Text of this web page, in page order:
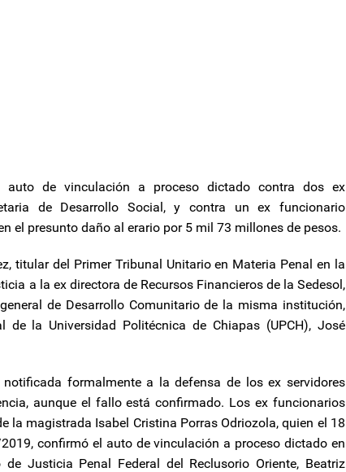
de vinculación a proceso dictado contra dos ex
de Desarrollo Social, y contra un ex funcionario
el presunto daño al erario por 5 mil 73 millones de pesos.
titular del Primer Tribunal Unitario en Materia Penal en la
a la ex directora de Recursos Financieros de la Sedesol,
de Desarrollo Comunitario de la misma institución,
de la Universidad Politécnica de Chiapas (UPCH), José
formalmente a la defensa de los ex servidores
aunque el fallo está confirmado. Los ex funcionarios
la magistrada Isabel Cristina Porras Odriozola, quien el 18
confirmó el auto de vinculación a proceso dictado en
Justicia Penal Federal del Reclusorio Oriente, Beatriz